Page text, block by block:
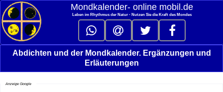
Mondkalender‑ online mobil.de
Leben im Rhythmus der Natur - Nutzen Sie die Kraft des Mondes
Abdichten und der Mondkalender. Ergänzungen und
Erläuterungen
Anzeige Google